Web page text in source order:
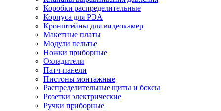
Коробки распределительные
Корпуса для РЭА
Кронштейны для видеокамер
Макетные платы
Модули пельтье
Ножки приборные
Охладители
Патч-панели
Пистоны монтажные
Распределительные щиты и боксы
Розетки электрические
Ручки приборные